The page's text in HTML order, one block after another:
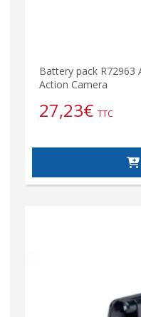
Battery pack R72963
Action Camera
27,23€ TTC